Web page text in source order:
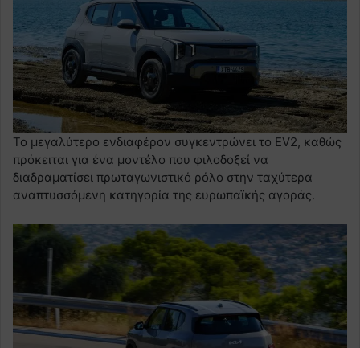
Το μεγαλύτερο ενδιαφέρον συγκεντρώνει το EV2, καθώς
πρόκειται για ένα μοντέλο που φιλοδοξεί να
διαδραματίσει πρωταγωνιστικό ρόλο στην ταχύτερα
αναπτυσσόμενη κατηγορία της ευρωπαϊκής αγοράς.